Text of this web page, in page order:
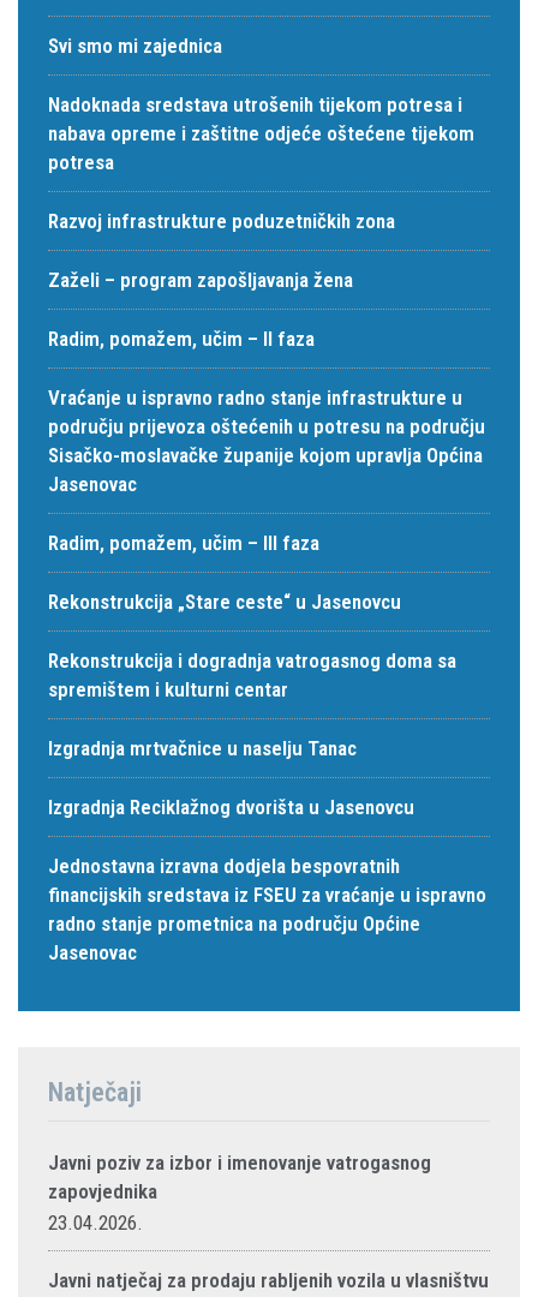
Svi smo mi zajednica
Nadoknada sredstava utrošenih tijekom potresa i
nabava opreme i zaštitne odjeće oštećene tijekom
potresa
Razvoj infrastrukture poduzetničkih zona
Zaželi – program zapošljavanja žena
Radim, pomažem, učim – II faza
Vraćanje u ispravno radno stanje infrastrukture u
području prijevoza oštećenih u potresu na području
Sisačko-moslavačke županije kojom upravlja Općina
Jasenovac
Radim, pomažem, učim – III faza
Rekonstrukcija „Stare ceste“ u Jasenovcu
Rekonstrukcija i dogradnja vatrogasnog doma sa
spremištem i kulturni centar
Izgradnja mrtvačnice u naselju Tanac
Izgradnja Reciklažnog dvorišta u Jasenovcu
Jednostavna izravna dodjela bespovratnih
financijskih sredstava iz FSEU za vraćanje u ispravno
radno stanje prometnica na području Općine
Jasenovac
Natječaji
Javni poziv za izbor i imenovanje vatrogasnog
zapovjednika
23.04.2026.
Javni natječaj za prodaju rabljenih vozila u vlasništvu